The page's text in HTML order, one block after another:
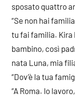
sposato quattro
“Se non hai
tu fai familia. Kira
bambino, così
nata Luna, mia
“Dov’è la tua
“A Roma. Io